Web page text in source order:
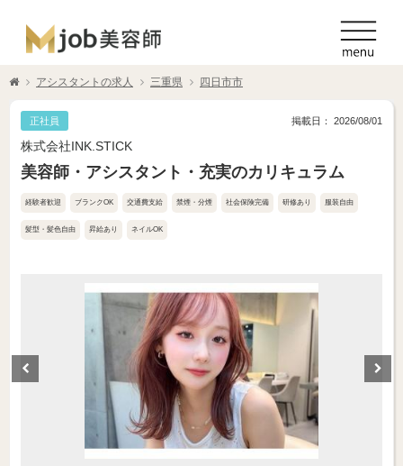
アシスタントの求人 三重県 四日市市
正社員 掲載日： 2026/08/01
株式会社INK.STICK
美容師・アシスタント・充実のカリキュラム
経験者歓迎 ブランクOK 交通費支給 禁煙・分煙 社会保険完備 研修あり 服装自由
髪型・髪色自由 昇給あり ネイルOK